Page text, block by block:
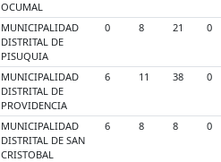
OCUMAL
MUNICIPALIDAD
DISTRITAL DE
PISUQUIA
0 8 21 0
MUNICIPALIDAD
DISTRITAL DE
PROVIDENCIA
6 11 38 0
MUNICIPALIDAD
DISTRITAL DE SAN
CRISTOBAL
6 8 8 0